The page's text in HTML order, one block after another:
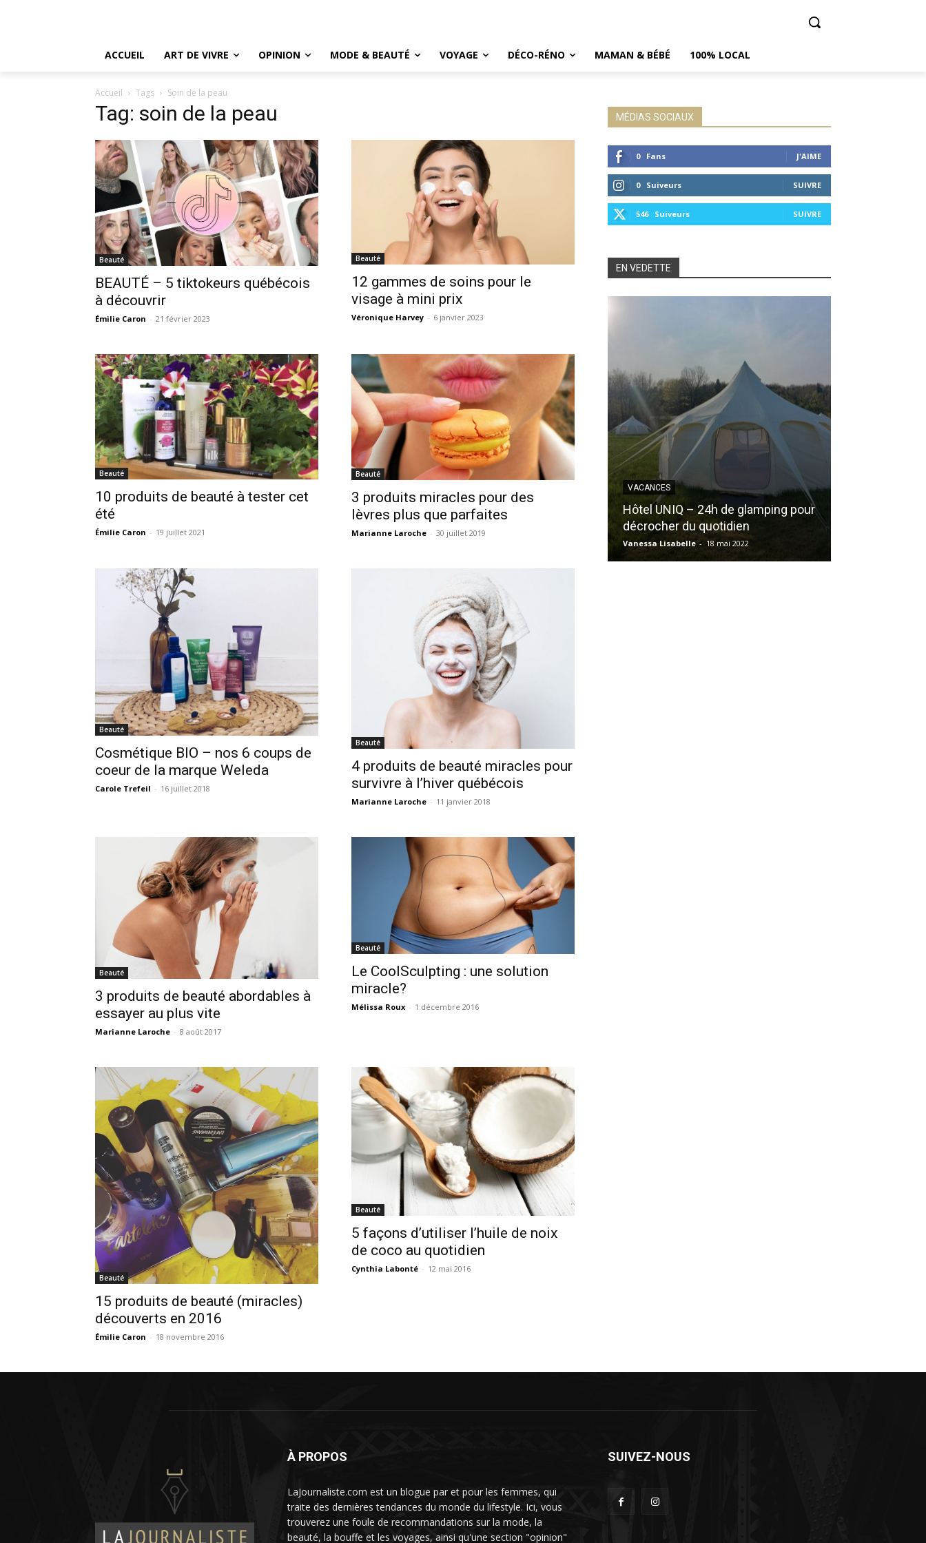
ACCUEIL ART DE VIVRE OPINION MODE & BEAUTÉ VOYAGE DÉCO-RÉNO MAMAN & BÉBÉ 100% LOCAL
Accueil Tags Soin de la peau
Tag: soin de la peau
Beauté
BEAUTÉ – 5 tiktokeurs québécois
à découvrir
Émilie Caron - 21 février 2023
Beauté
12 gammes de soins pour le
visage à mini prix
Véronique Harvey - 6 janvier 2023
Beauté
10 produits de beauté à tester cet
été
Émilie Caron - 19 juillet 2021
Beauté
3 produits miracles pour des
lèvres plus que parfaites
Marianne Laroche - 30 juillet 2019
Beauté
Cosmétique BIO – nos 6 coups de
coeur de la marque Weleda
Carole Trefeil - 16 juillet 2018
Beauté
4 produits de beauté miracles pour
survivre à l’hiver québécois
Marianne Laroche - 11 janvier 2018
Beauté
3 produits de beauté abordables à
essayer au plus vite
Marianne Laroche - 8 août 2017
Beauté
Le CoolSculpting : une solution
miracle?
Mélissa Roux - 1 décembre 2016
Beauté
15 produits de beauté (miracles)
découverts en 2016
Émilie Caron - 18 novembre 2016
Beauté
5 façons d’utiliser l’huile de noix
de coco au quotidien
Cynthia Labonté - 12 mai 2016
MÉDIAS SOCIAUX
0 Fans J'AIME
0 Suiveurs SUIVRE
546 Suiveurs SUIVRE
EN VEDETTE
VACANCES
Hôtel UNIQ – 24h de glamping pour
décrocher du quotidien
Vanessa Lisabelle - 18 mai 2022
À PROPOS
LaJournaliste.com est un blogue par et pour les femmes, qui
traite des dernières tendances du monde du lifestyle. Ici, vous
trouverez une foule de recommandations sur la mode, la
beauté, la bouffe et les voyages, ainsi qu'une section "opinion"
SUIVEZ-NOUS